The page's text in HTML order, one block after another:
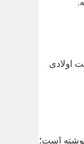
اولادی
است؛